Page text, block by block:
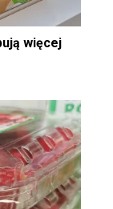
więcej